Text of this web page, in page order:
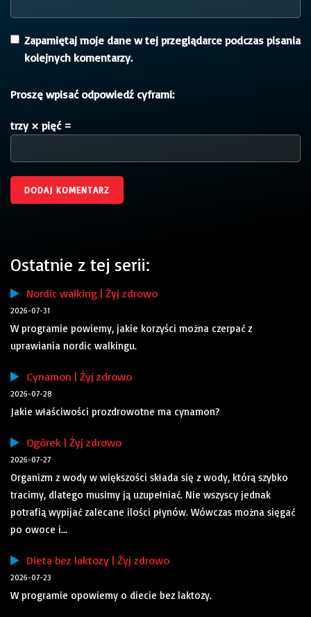
Zapamiętaj moje dane w tej przeglądarce podczas pisania
kolejnych komentarzy.
Proszę wpisać odpowiedź cyframi:
trzy × pięć =
Ostatnie z tej serii:
Nordic walking | Żyj zdrowo
2026-07-31
W programie powiemy, jakie korzyści można czerpać z
uprawiania nordic walkingu.
Cynamon | Żyj zdrowo
2026-07-28
Jakie właściwości prozdrowotne ma cynamon?
Ogórek | Żyj zdrowo
2026-07-27
Organizm z wody w większości składa się z wody, którą szybko
tracimy, dlatego musimy ją uzupełniać. Nie wszyscy jednak
potrafią wypijać zalecane ilości płynów. Wówczas można sięgać
po owoce i...
Dieta bez laktozy | Żyj zdrowo
2026-07-23
W programie opowiemy o diecie bez laktozy.